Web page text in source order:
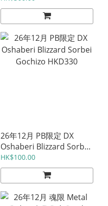
26年12月 PB限定 DX
Oshaberi Blizzard Sorbei
Gochizo HKD330
HK$100.00